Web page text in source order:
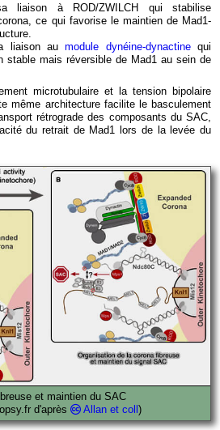
liaison à ROD/ZWILCH qui stabilise
ce qui favorise le maintien de Mad1-
liaison aumodule dynéine-dynactine qui
stable mais réversible de Mad1 au sein de
microtubulaire et la tension bipolaire
même architecture facilite le basculement
rétrograde des composants du SAC,
du retrait de Mad1 lors de la levée du
et maintien du SAC
d'après
Allan et coll)